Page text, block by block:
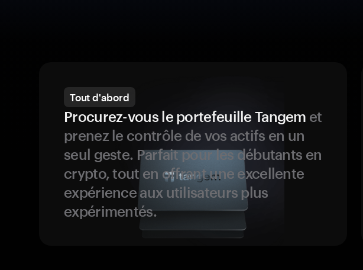
Tout d'abord
Procurez-vous le portefeuille Tangem et
prenez le contrôle de vos actifs en un
seul geste. Parfait pour les débutants en
crypto, tout en offrant une excellente
expérience aux utilisateurs plus
expérimentés.